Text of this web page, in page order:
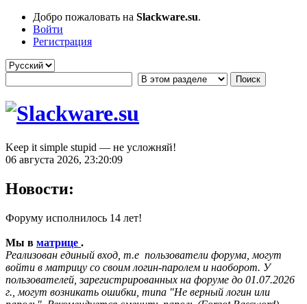
Добро пожаловать на Slackware.su.
Войти
Регистрация
Keep it simple stupid — не усложняй!
06 августа 2026, 23:20:09
Новости:
Форуму исполнилось 14 лет!
Мы в матрице .
Реализован единый вход, т.е пользователи форума, могут
войти в матрицу со своим логин-паролем и наоборот. У
пользователей, зарегистрированных на форуме до 01.07.2026
г., могут возникать ошибки, типа "Не верный логин или